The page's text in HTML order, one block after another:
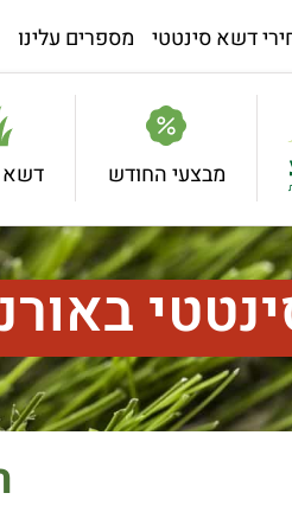
דשא סינטטי מספרים עלינו
מבצעי החודש דשא